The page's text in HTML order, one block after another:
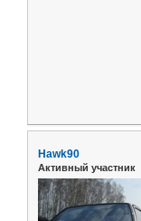
Hawk90
Активный участник